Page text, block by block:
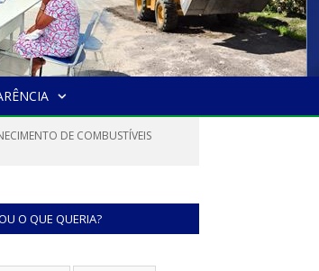
DE COMBUSTÍVEIS
O QUE QUERIA?